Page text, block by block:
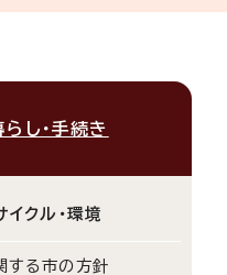
らし・手続き
イクル・環境
する市の方針